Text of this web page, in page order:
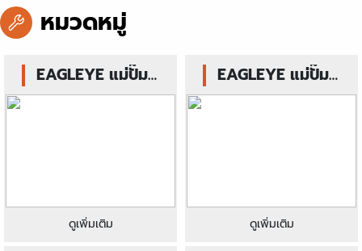
หมวดหมู่
EAGLEYE แม่ปั๊ม
เบรกกล่องฟ้า
ดูเพิ่มเติม
EAGLEYE แม่ปั๊ม
คลัทช์ล่างกล่องฟ้า
ดูเพิ่มเติม